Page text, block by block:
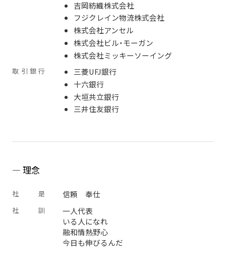
吉岡紡織株式会社
フジクレイン物流株式会社
株式会社アンセル
株式会社ビル・モーガン
株式会社ミッキーソーイング
取 引 銀 行
三菱UFJ銀行
十六銀行
大垣共立銀行
三井住友銀行
理念
社 是 信頼 奉仕
社 訓
一人代表
いる人になれ
融和情熱野心
今日も伸びるんだ